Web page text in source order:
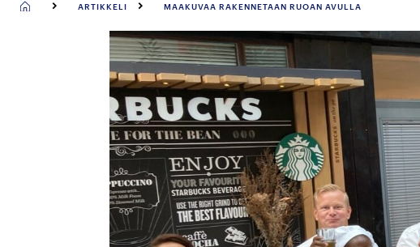
ARTIKKELI MAAKUVAA RAKENNETAAN RUOAN AVULLA